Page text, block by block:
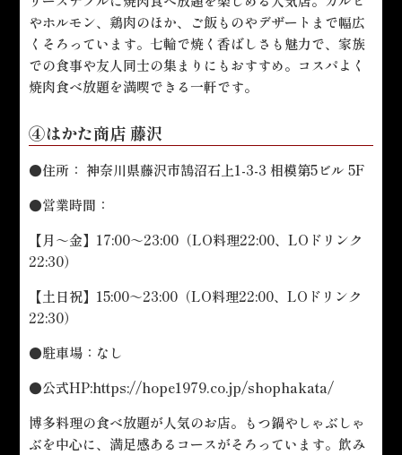
やホルモン、鶏肉のほか、ご飯ものやデザートまで幅広
くそろっています。七輪で焼く香ばしさも魅力で、家族
での食事や友人同士の集まりにもおすすめ。コスパよく
焼肉食べ放題を満喫できる一軒です。
④はかた商店 藤沢
●住所： 神奈川県藤沢市鵠沼石上1-3-3 相模第5ビル 5F
●営業時間：
【月～金】17:00～23:00（LO料理22:00、LOドリンク
22:30）
【土日祝】15:00～23:00（LO料理22:00、LOドリンク
22:30）
●駐車場：なし
●公式HP:https://hope1979.co.jp/shophakata/
博多料理の食べ放題が人気のお店。もつ鍋やしゃぶしゃ
ぶを中心に、満足感あるコースがそろっています。飲み